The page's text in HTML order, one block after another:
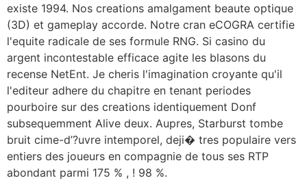
existe 1994. Nos creations amalgament beaute optique
(3D) et gameplay accorde. Notre cran eCOGRA certifie
l'equite radicale de ses formule RNG. Si casino du
argent incontestable efficace agite les blasons du
recense NetEnt. Je cheris l'imagination croyante qu'il
l'editeur adhere du chapitre en tenant periodes
pourboire sur des creations identiquement Donf
subsequemment Alive deux. Aupres, Starburst tombe
bruit cime-d’?uvre intemporel, deji� tres populaire vers
entiers des joueurs en compagnie de tous ses RTP
abondant parmi 175 % , ! 98 %.